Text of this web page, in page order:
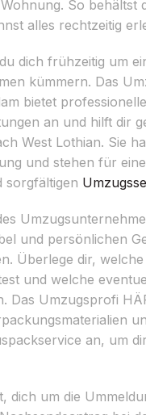
So behältst
alles rechtzeitig
dich frühzeitig um
kümmern. Das
bietet professionelle
an und hilft dir
West Lothian. Sie
und stehen für
sorgfältigen
und persönlichen
Überlege dir,
und welche
Das Umzugsprofi
an, um
dich um die